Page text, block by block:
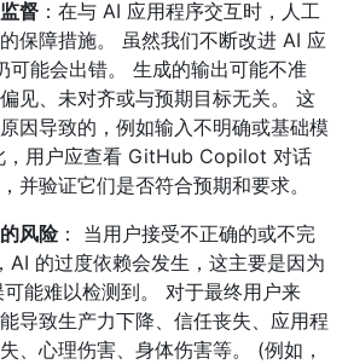
督 ：在与 AI 应用程序交互时，人工
保障措施。 虽然我们不断改进 AI 应
可能会出错。 生成的输出可能不准
见、未对齐或与预期目标无关。 这
因导致的，例如输入不明确或基础模
，用户应查看 GitHub Copilot 对话
并验证它们是否符合预期和要求。
风险： 当用户接受不正确的或不完
AI 的过度依赖会发生，这主要是因为
能难以检测到。 对于最终用户来
导致生产力下降、信任丧失、应用程
、心理伤害、身体伤害等。 (例如，